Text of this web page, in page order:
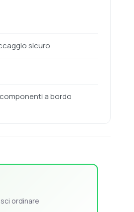
sicuro
a bordo
ordinare